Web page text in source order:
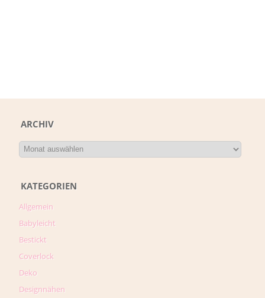
ARCHIV
KATEGORIEN
Allgemein
Babyleicht
Bestickt
Coverlock
Deko
Designnähen